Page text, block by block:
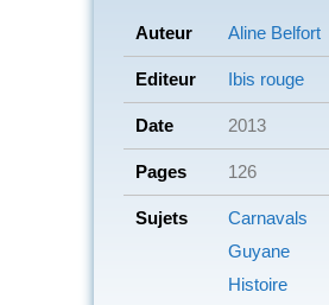
Auteur Aline Belfort
Editeur Ibis rouge
Date 2013
Pages 126
Sujets
Carnavals
Guyane
Histoire